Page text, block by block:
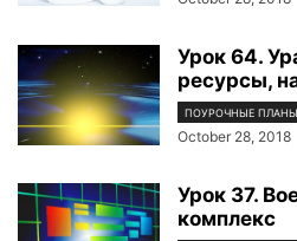
Урок 64.
ресурсы,
ПОУРОЧНЫЕ
October 28, 2018
Урок 37.
комплекс